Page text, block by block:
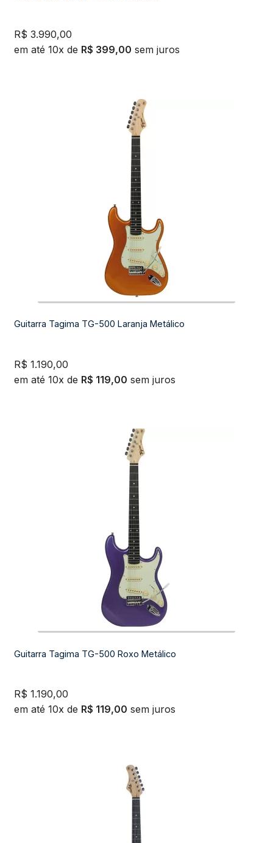
R$ 3.990,00
em até 10x de R$ 399,00 sem juros
Guitarra Tagima TG-500 Laranja Metálico
R$ 1.190,00
em até 10x de R$ 119,00 sem juros
Guitarra Tagima TG-500 Roxo Metálico
R$ 1.190,00
em até 10x de R$ 119,00 sem juros